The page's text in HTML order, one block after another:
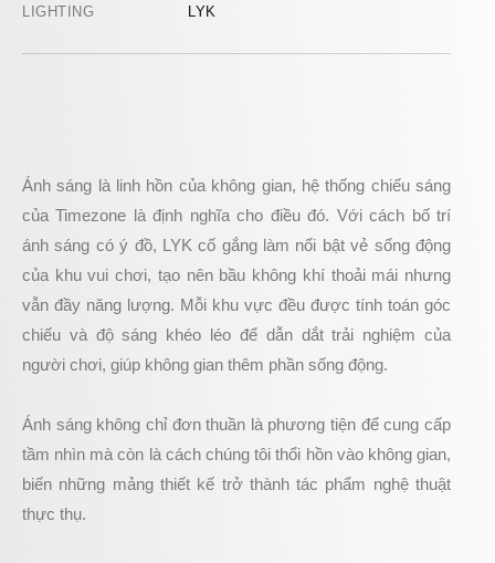
LIGHTING LYK
Ánh sáng là linh hồn của không gian, hệ thống chiếu sáng
của Timezone là định nghĩa cho điều đó. Với cách bố trí
ánh sáng có ý đồ, LYK cố gắng làm nổi bật vẻ sống động
của khu vui chơi, tạo nên bầu không khí thoải mái nhưng
vẫn đầy năng lượng. Mỗi khu vực đều được tính toán góc
chiếu và độ sáng khéo léo để dẫn dắt trải nghiệm của
người chơi, giúp không gian thêm phần sống động.
Ánh sáng không chỉ đơn thuần là phương tiện để cung cấp
tầm nhìn mà còn là cách chúng tôi thổi hồn vào không gian,
biến những mảng thiết kế trở thành tác phẩm nghệ thuật
thực thụ.